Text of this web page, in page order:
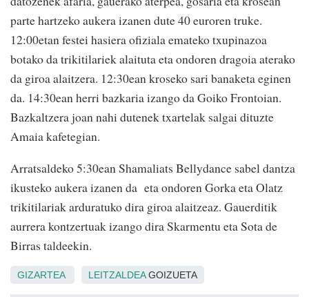
parte hartzeko aukera izanen dute 40 euroren truke.
12:00etan festei hasiera ofiziala emateko txupinazoa
botako da trikitilariek alaituta eta ondoren dragoia aterako
da giroa alaitzera. 12:30ean kroseko sari banaketa eginen
da. 14:30ean herri bazkaria izango da Goiko Frontoian.
Bazkaltzera joan nahi dutenek txartelak salgai dituzte
Amaia kafetegian.
Arratsaldeko 5:30ean Shamaliats Bellydance sabel dantza
ikusteko aukera izanen da eta ondoren Gorka eta Olatz
trikitilariak arduratuko dira giroa alaitzeaz. Gauerditik
aurrera kontzertuak izango dira Skarmentu eta Sota de
Birras taldeekin.
GIZARTEA LEITZALDEAGOIZUETA